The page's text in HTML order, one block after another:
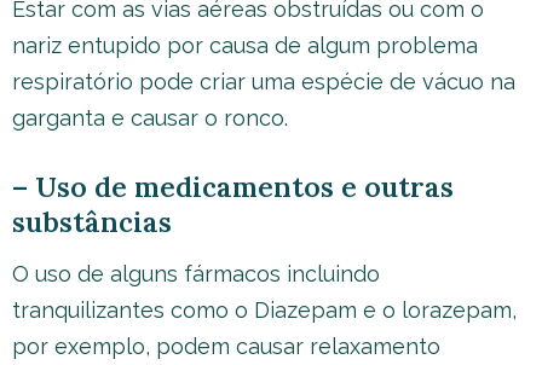
Estar com as vias aéreas obstruídas ou com o
nariz entupido por causa de algum problema
respiratório pode criar uma espécie de vácuo na
garganta e causar o ronco.
– Uso de medicamentos e outras
substâncias
O uso de alguns fármacos incluindo
tranquilizantes como o Diazepam e o lorazepam,
por exemplo, podem causar relaxamento